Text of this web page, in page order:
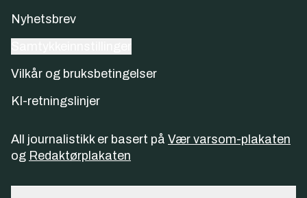
Nyhetsbrev
Vilkår og bruksbetingelser
KI-retningslinjer
All journalistikk er basert på Vær varsom-plakaten
og Redaktørplakaten